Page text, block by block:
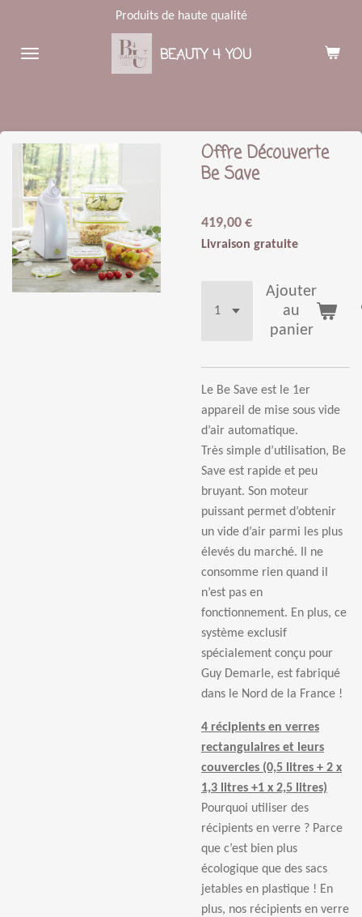
contenu
BEAUTY 4 YOU
Produits de haute qualité
Offre Découverte
Be Save
419,00 €
Livraison gratuite
Ajouter
au
panier
Le Be Save est le 1er
appareil de mise sous vide
d’air automatique.
Très simple d’utilisation, Be
Save est rapide et peu
bruyant. Son moteur
puissant permet d’obtenir
un vide d’air parmi les plus
élevés du marché. Il ne
consomme rien quand il
n’est pas en
fonctionnement. En plus, ce
système exclusif
spécialement conçu pour
Guy Demarle, est fabriqué
dans le Nord de la France !
4 récipients en verres
rectangulaires et leurs
couvercles (0,5 litres + 2 x
1,3 litres +1 x 2,5 litres)
Pourquoi utiliser des
récipients en verre ? Parce
que c’est bien plus
écologique que des sacs
jetables en plastique ! En
plus, nos récipients en verre